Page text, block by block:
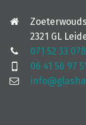
2321 GL
071 52 33 078
06 41 56 97